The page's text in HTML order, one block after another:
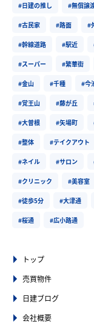
#日建の推し #無償譲
#古民家 #路面 #
#幹線道路 #駅近
#スーパー #繁華街
#金山 #千種 #今
#覚王山 #藤が丘
#大曽根 #矢場町
#整体 #テイクアウト
#ネイル #サロン
#クリニック #美容室
#徒歩5分 #大津通
#桜通 #広小路通
トップ
売買物件
日建ブログ
会社概要